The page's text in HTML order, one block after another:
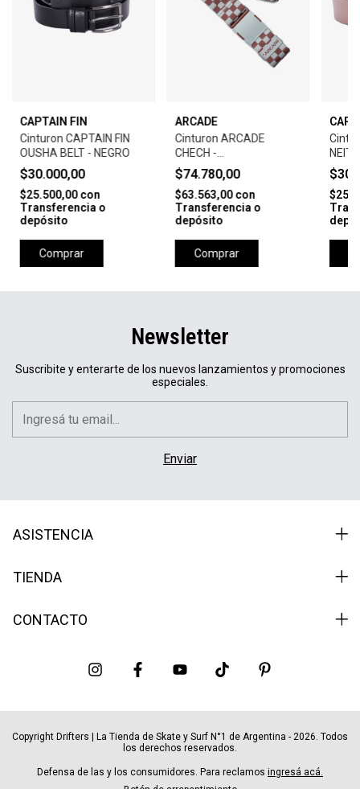
CAPTAIN FIN
Cinturon CAPTAIN FIN
OUSHA BELT - NEGRO
$30.000,00
$25.500,00con
Transferencia o
depósito
Comprar
ARCADE
Cinturon ARCADE
CHECH -
CLOUD/BURGUNDY
$74.780,00
$63.563,00con
Transferencia o
depósito
Comprar
Newsletter
Suscribite y enterarte de los nuevos lanzamientos y promociones
especiales.
ASISTENCIA
TIENDA
CONTACTO
Copyright Drifters | La Tienda de Skate y Surf N°1 de Argentina - 2026. Todos
los derechos reservados.
Defensa de las y los consumidores. Para reclamos ingresá acá.